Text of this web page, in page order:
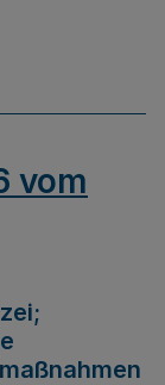
vom